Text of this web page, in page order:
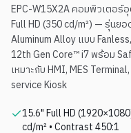
EPC-W15X2A คอมพิวเตอ
Full HD (350 cd/m²) — รุ่นย
Aluminum Alloy แบบ
12th Gen Core™ i7 พร้อม
เหมาะกับ HMI, MES
service Kiosk
15.6" Full HD
cd/m² • Contrast 450:1